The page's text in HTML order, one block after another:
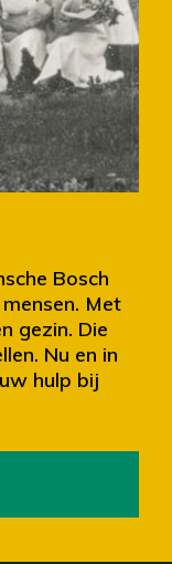
Bosch
Met
gezin. Die
Nu en in
hulp bij